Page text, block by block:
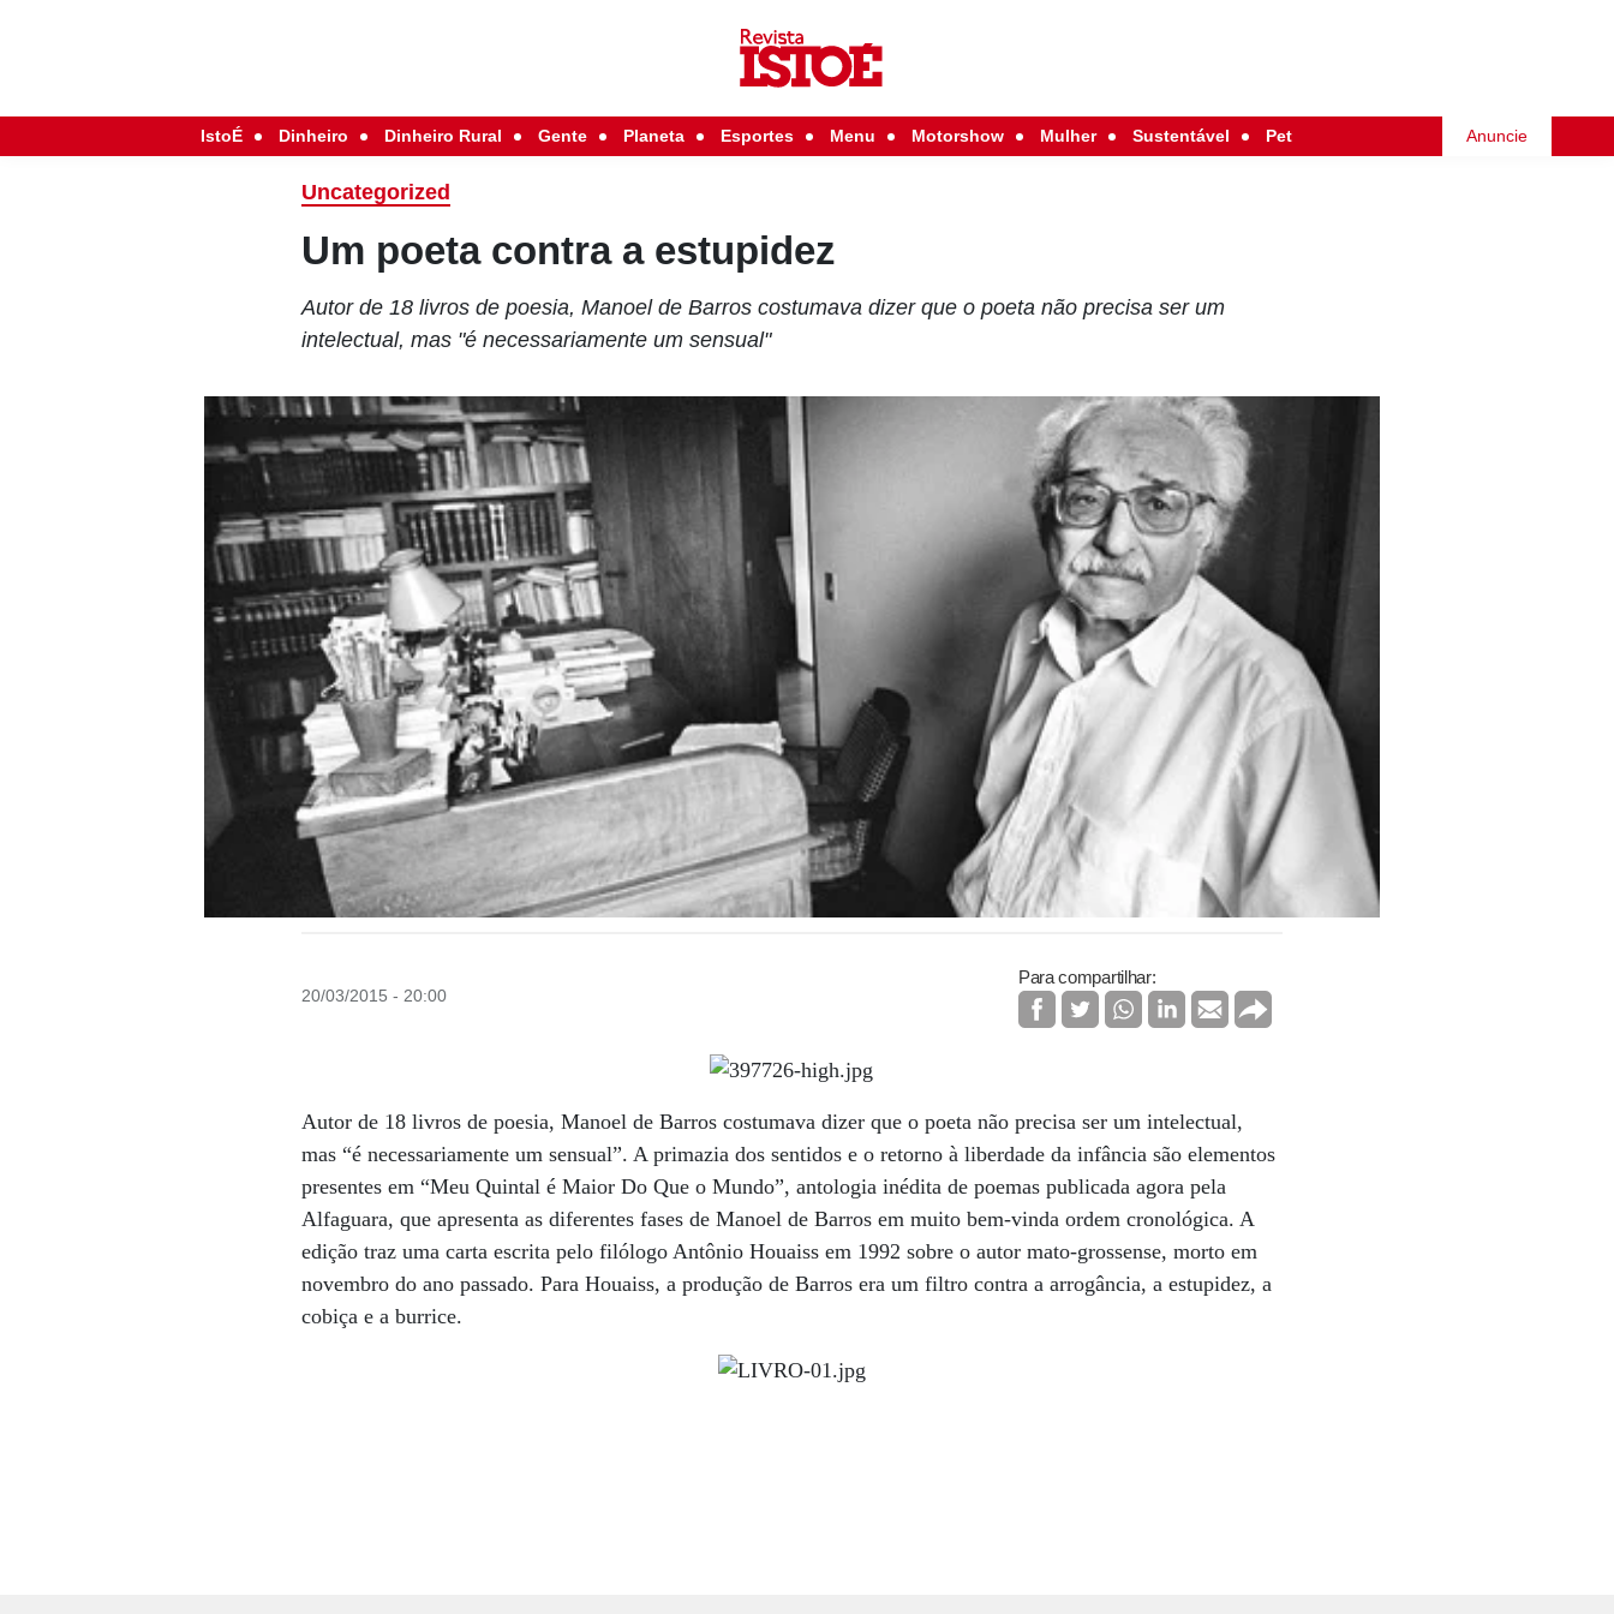
IstoÉ Dinheiro Dinheiro Rural Gente Planeta Esportes Menu Motorshow Mulher Sustentável Pet Anuncie
Uncategorized
Um poeta contra a estupidez
Autor de 18 livros de poesia, Manoel de Barros costumava dizer que o poeta não precisa ser um
intelectual, mas "é necessariamente um sensual"
20/03/2015 - 20:00
Para compartilhar:
Autor de 18 livros de poesia, Manoel de Barros costumava dizer que o poeta não precisa ser um intelectual,
mas “é necessariamente um sensual”. A primazia dos sentidos e o retorno à liberdade da infância são elementos
presentes em “Meu Quintal é Maior Do Que o Mundo”, antologia inédita de poemas publicada agora pela
Alfaguara, que apresenta as diferentes fases de Manoel de Barros em muito bem-vinda ordem cronológica. A
edição traz uma carta escrita pelo filólogo Antônio Houaiss em 1992 sobre o autor mato-grossense, morto em
novembro do ano passado. Para Houaiss, a produção de Barros era um filtro contra a arrogância, a estupidez, a
cobiça e a burrice.